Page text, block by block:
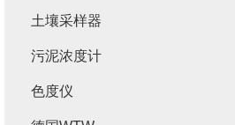
土壤采样器
污泥浓度计
色度仪